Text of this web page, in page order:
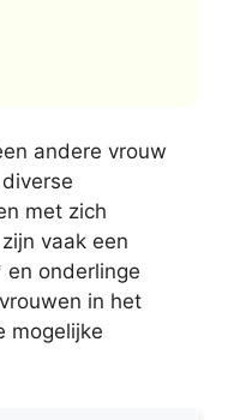
andere vrouw
met zich
vaak een
onderlinge
in het
mogelijke